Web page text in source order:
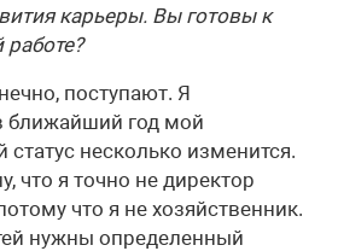
карьеры. Вы готовы к
поступают. Я
ближайший год мой
несколько изменится.
что я точно не директор
что я не хозяйственник.
нужны определенный